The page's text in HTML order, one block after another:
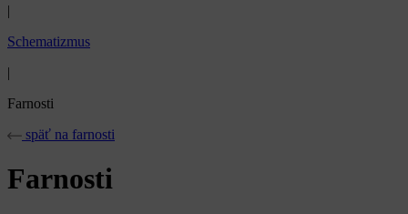
|
Schematizmus
|
Farnosti
späť na farnosti
Farnosti